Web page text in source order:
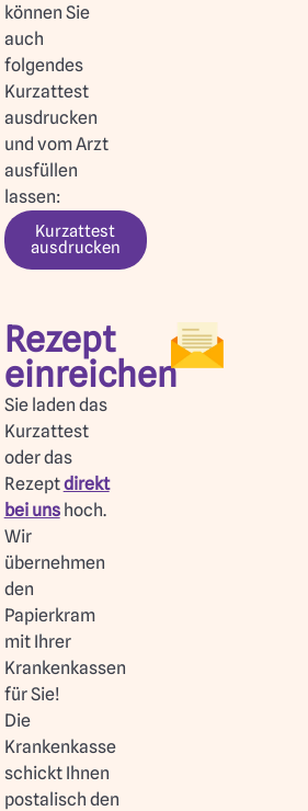
können Sie
auch
folgendes
Kurzattest
ausdrucken
und vom Arzt
ausfüllen
lassen:
Kurzattest
ausdrucken
Rezept
einreichen
Sie laden das
Kurzattest
oder das
Rezeptdirekt
bei unshoch.
Wir
übernehmen
den
Papierkram
mit Ihrer
Krankenkassen
für Sie!
Die
Krankenkasse
schickt Ihnen
postalisch den